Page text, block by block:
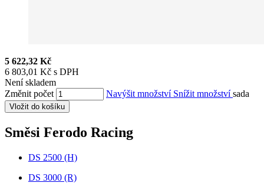
5 622,32 Kč
6 803,01 Kč s DPH
Není skladem
Změnit počet
Navýšit množství Snížit množstvísada
Vložit do košíku
Směsi Ferodo Racing
DS 2500 (H)
DS 3000 (R)